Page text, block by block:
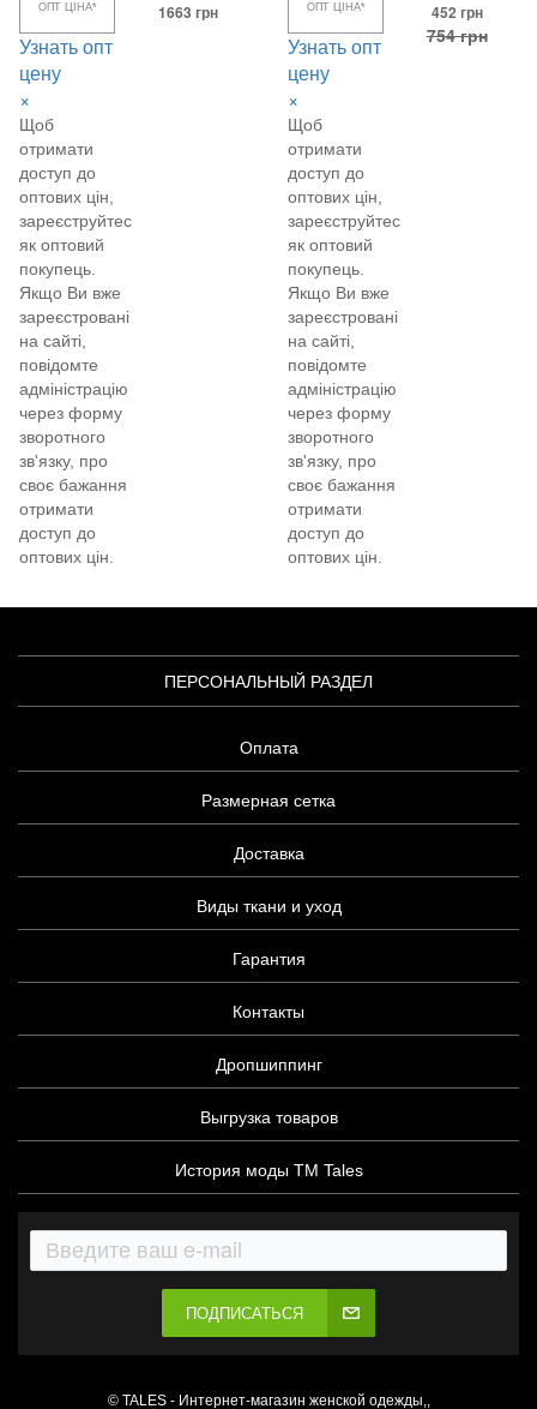
ОПТ ЦІНА*
Узнать опт
цену
×
Щоб
отримати
доступ до
оптових цін,
зареєструйтеся
як оптовий
покупець.
Якщо Ви вже
зареєстровані
на сайті,
повідомте
адміністрацію
через форму
зворотного
зв'язку, про
своє бажання
отримати
доступ до
оптових цін.
1663 грн ОПТ ЦІНА*
Узнать опт
цену
×
Щоб
отримати
доступ до
оптових цін,
зареєструйтеся
як оптовий
покупець.
Якщо Ви вже
зареєстровані
на сайті,
повідомте
адміністрацію
через форму
зворотного
зв'язку, про
своє бажання
отримати
доступ до
оптових цін.
452 грн
754 грн
ПЕРСОНАЛЬНЫЙ РАЗДЕЛ
Оплата
Размерная сетка
Доставка
Виды ткани и уход
Гарантия
Контакты
Дропшиппинг
Выгрузка товаров
История моды ТМ Tales
ПОДПИСАТЬСЯ
© TALES - Интернет-магазин женской одежды,,